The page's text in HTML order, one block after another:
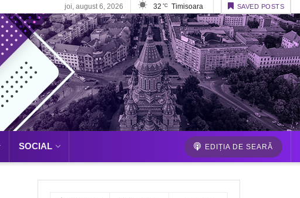
joi, august 6, 2026 32 °C Timisoara SAVED POSTS
SOCIAL EDIȚIA DE SEARĂ